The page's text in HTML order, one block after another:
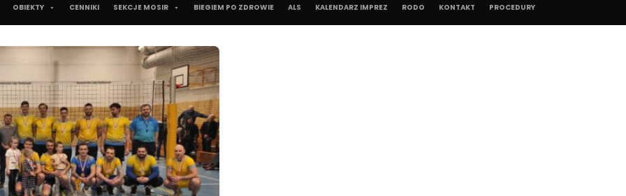
OBIEKTY CENNIKI SEKCJE MOSIR BIEGIEM PO ZDROWIE ALS KALENDARZ IMPREZ RODO KONTAKT PROCEDURY